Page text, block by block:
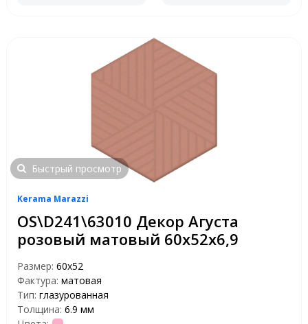
Быстрый просмотр
Kerama Marazzi
OS\D241\63010 Декор Агуста
розовый матовый 60х52х6,9
Размер: 60х52
Фактура: матовая
Тип: глазурованная
Толщина: 6.9 мм